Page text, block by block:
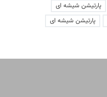
پارتیشن شیشه ای
پارتیشن شیشه ای